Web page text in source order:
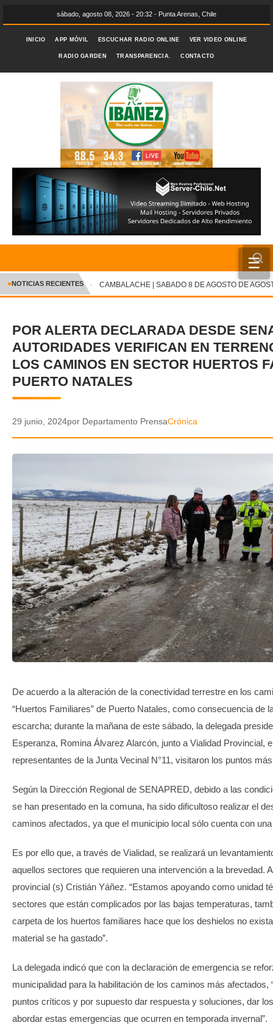
sábado, agosto 08, 2026 - 20:32 - Punta Arenas, Chile
INICIO APP MÓVIL ESCUCHAR RADIO ONLINE VER VIDEO ONLINE
RADIO GARDEN TRANSPARENCIA. CONTACTO
☰
INICIO
CRÓNICA
DEPORTES
ENTRETENIMIENTO Y CULTURA
POLICIAL
GALERIA DE FOTOS
APP MÓVIL
TRANSPARENCIA
✕
●NOTICIAS RECIENTES CAMBALACHE | SABADO 8 DE AGOSTO DE
POR ALERTA DECLARADA DESDE
AUTORIDADES VERIFICAN EN
LOS CAMINOS EN SECTOR HUERTOS
PUERTO NATALES
29 junio, 2024por Departamento PrensaCrónica
De acuerdo a la alteración de la conectividad terrestre en los
“Huertos Familiares” de Puerto Natales, como consecuencia de
escarcha; durante la mañana de este sábado, la delegada
Esperanza, Romina Álvarez Alarcón, junto a Vialidad Provincial,
representantes de la Junta Vecinal N°11, visitaron los puntos
Según la Dirección Regional de SENAPRED, debido a las
se han presentado en la comuna, ha sido dificultoso realizar el
caminos afectados, ya que el municipio local sólo cuenta con
Es por ello que, a través de Vialidad, se realizará un
aquellos sectores que requieren una intervención a la brevedad.
provincial (s) Cristián Yáñez. “Estamos apoyando como unidad
sectores que están complicados por las bajas temperaturas,
carpeta de los huertos familiares hace que los deshielos no
material se ha gastado”.
La delegada indicó que con la declaración de emergencia se
municipalidad para la habilitación de los caminos más afectados,
puntos críticos y por supuesto dar respuesta y soluciones, dar
abordar estas emergencias que ocurren en temporada invernal”.